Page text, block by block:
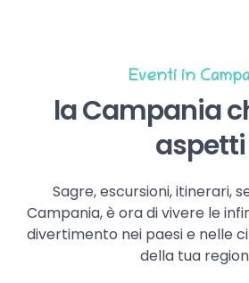
Eventi in
la Campania
aspetti
Sagre, escursioni, itinerari,
Campania, è ora di vivere le
divertimento nei paesi e nelle
della tua